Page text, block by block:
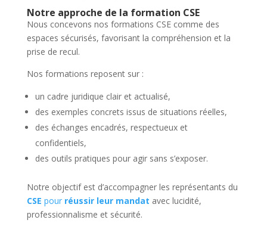
Notre approche de la formation CSE
Nous concevons nos formations CSE comme des
espaces sécurisés, favorisant la compréhension et la
prise de recul.
Nos formations reposent sur :
un cadre juridique clair et actualisé,
des exemples concrets issus de situations réelles,
des échanges encadrés, respectueux et
confidentiels,
des outils pratiques pour agir sans s’exposer.
Notre objectif est d’accompagner les représentants du
CSE pour réussir leur mandat avec lucidité,
professionnalisme et sécurité.